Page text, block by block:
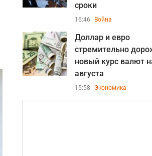
сроки
16:46 Война
Доллар и евро
стремительно
новый курс валют
августа
15:58 Экономика